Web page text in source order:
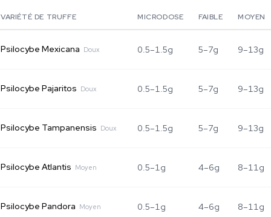
VARIÉTÉ DE TRUFFE MICRODOSE FAIBLE MOYEN
Psilocybe Mexicana Doux 0.5–1.5g 5–7g 9–13g
Psilocybe Pajaritos Doux 0.5–1.5g 5–7g 9–13g
Psilocybe Tampanensis Doux 0.5–1.5g 5–7g 9–13g
Psilocybe Atlantis Moyen 0.5–1g 4–6g 8–11g
Psilocybe Pandora Moyen 0.5–1g 4–6g 8–11g